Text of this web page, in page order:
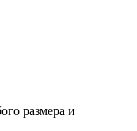
размера и